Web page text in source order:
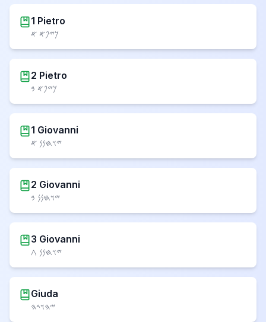
1 Pietro
𐤊𐤉𐤐𐤀 𐤀
2 Pietro
𐤊𐤉𐤐𐤀 𐤁
1 Giovanni
𐤉𐤅𐤇𐤍𐤍 𐤀
2 Giovanni
𐤉𐤅𐤇𐤍𐤍 𐤁
3 Giovanni
𐤉𐤅𐤇𐤍𐤍 𐤂
Giuda
𐤉𐤄𐤅𐤃𐤄